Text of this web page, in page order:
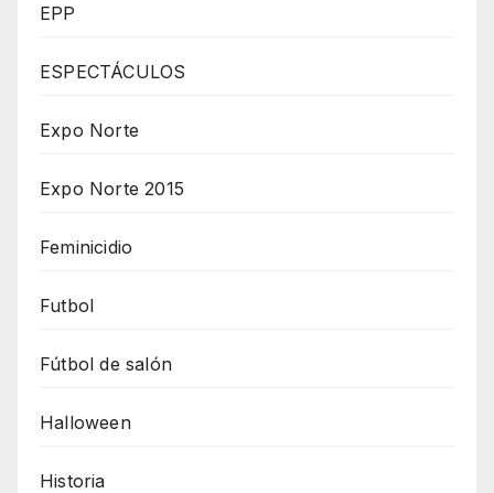
EPP
ESPECTÁCULOS
Expo Norte
Expo Norte 2015
Feminicidio
Futbol
Fútbol de salón
Halloween
Historia